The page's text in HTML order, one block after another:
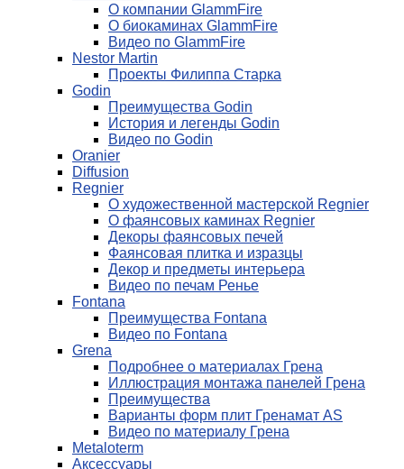
О компании GlammFire
О биокаминах GlammFire
Видео по GlammFire
Nestor Martin
Проекты Филиппа Старка
Godin
Преимущества Godin
История и легенды Godin
Видео по Godin
Oranier
Diffusion
Regnier
О художественной мастерской Regnier
О фаянсовых каминах Regnier
Декоры фаянсовых печей
Фаянсовая плитка и изразцы
Декор и предметы интерьера
Видео по печам Ренье
Fontana
Преимущества Fontana
Видео по Fontana
Grena
Подробнее о материалах Грена
Иллюстрация монтажа панелей Грена
Преимущества
Варианты форм плит Гренамат AS
Видео по материалу Грена
Metaloterm
Аксессуары